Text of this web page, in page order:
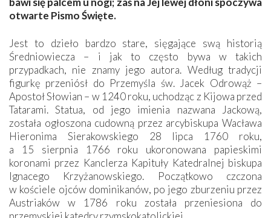
otwarte Pismo Święte.
Jest to dzieło bardzo stare, sięgające swą historią
Średniowiecza – i jak to często bywa w takich
przypadkach, nie znamy jego autora. Według tradycji
figurkę przeniósł do Przemyśla św. Jacek Odrowąż –
Apostoł Słowian – w 1240 roku, uchodząc z Kijowa przed
Tatarami. Statua, od jego imienia nazwana Jackową,
została ogłoszona cudowną przez arcybiskupa Wacława
Hieronima Sierakowskiego 28 lipca 1760 roku,
a 15 sierpnia 1766 roku ukoronowana papieskimi
koronami przez Kanclerza Kapituły Katedralnej biskupa
Ignacego Krzyżanowskiego. Początkowo czczona
w kościele ojców dominikanów, po jego zburzeniu przez
Austriaków w 1786 roku została przeniesiona do